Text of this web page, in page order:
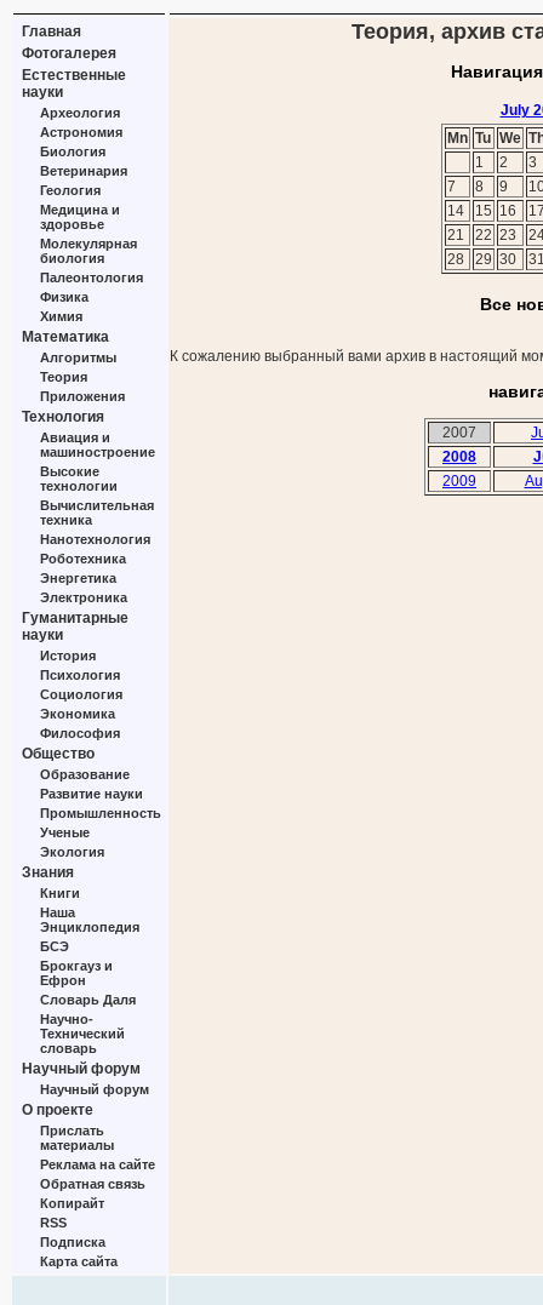
Главная
Фотогалерея
Естественные
науки
Археология
Астрономия
Биология
Ветеринария
Геология
Медицина и
здоровье
Молекулярная
биология
Палеонтология
Физика
Химия
Математика
Алгоритмы
Теория
Приложения
Технология
Авиация и
машиностроение
Высокие
технологии
Вычислительная
техника
Нанотехнология
Роботехника
Энергетика
Электроника
Гуманитарные
науки
История
Психология
Социология
Экономика
Философия
Общество
Образование
Развитие науки
Промышленность
Ученые
Экология
Знания
Книги
Наша
Энциклопедия
БСЭ
Брокгауз и
Ефрон
Словарь Даля
Научно-
Технический
словарь
Научный форум
Научный форум
О проекте
Прислать
материалы
Реклама на сайте
Обратная связь
Копирайт
RSS
Подписка
Карта сайта
Теория, архив
July
Mn Tu We
1
2
3
7
8 9
14
15 16
21
22 23
28
29 30
Все
К сожалению выбранный вами архив в настоящий
2007
2008
2009